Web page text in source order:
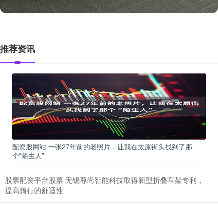
推荐资讯
配资股网站 一张27年前的老照片，让我在太原街头找到了那
个“陌生人”
股票配资平台股票 无锡尊尚智能科技取得新型折叠车架专利，
提高骑行的舒适性